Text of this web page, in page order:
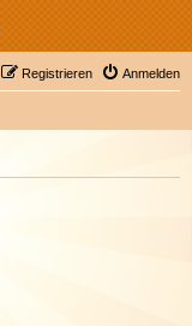
Anmelden
Registrieren